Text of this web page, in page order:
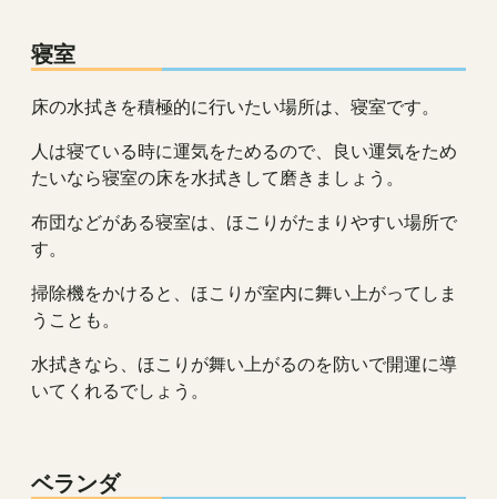
寝室
床の水拭きを積極的に行いたい場所は、寝室です。
人は寝ている時に運気をためるので、良い運気をため
たいなら寝室の床を水拭きして磨きましょう。
布団などがある寝室は、ほこりがたまりやすい場所で
す。
掃除機をかけると、ほこりが室内に舞い上がってしま
うことも。
水拭きなら、ほこりが舞い上がるのを防いで開運に導
いてくれるでしょう。
ベランダ